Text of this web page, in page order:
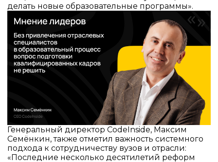
делать новые образовательные программы».
Генеральный директор CodeInside, Максим
Семёнкин, также отметил важность системного
подхода к сотрудничеству вузов и отрасли:
«Последние несколько десятилетий реформ